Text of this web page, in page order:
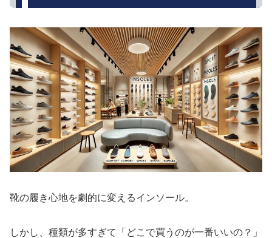
靴の履き心地を劇的に変えるインソール。
しかし、種類が多すぎて「どこで買うのが一番いいの？」